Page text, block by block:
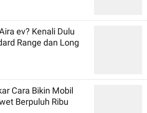
ev? Kenali Dulu
Range dan Long
Cara Bikin Mobil
Berpuluh Ribu